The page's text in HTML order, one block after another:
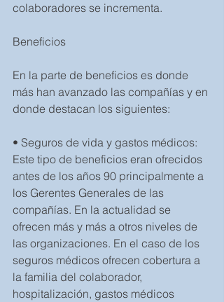
colaboradores se incrementa.
Beneficios
En la parte de beneficios es donde
más han avanzado las compañías y en
donde destacan los siguientes:
• Seguros de vida y gastos médicos:
Este tipo de beneficios eran ofrecidos
antes de los años 90 principalmente a
los Gerentes Generales de las
compañías. En la actualidad se
ofrecen más y más a otros niveles de
las organizaciones. En el caso de los
seguros médicos ofrecen cobertura a
la familia del colaborador,
hospitalización, gastos médicos